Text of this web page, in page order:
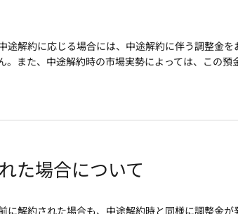
解約に応じる場合には、中途解約に伴う調整金
また、中途解約時の市場実勢によっては、この
た場合について
解約された場合も、中途解約時と同様に調整金